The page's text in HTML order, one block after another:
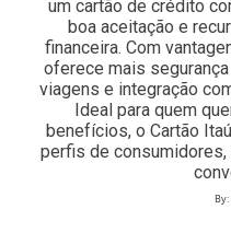
Legal
um cartão de crédito
boa aceitação e
financeira. Com
oferece mais
viagens e integração
Ideal para quem
benefícios, o Cartão
perfis de
By: